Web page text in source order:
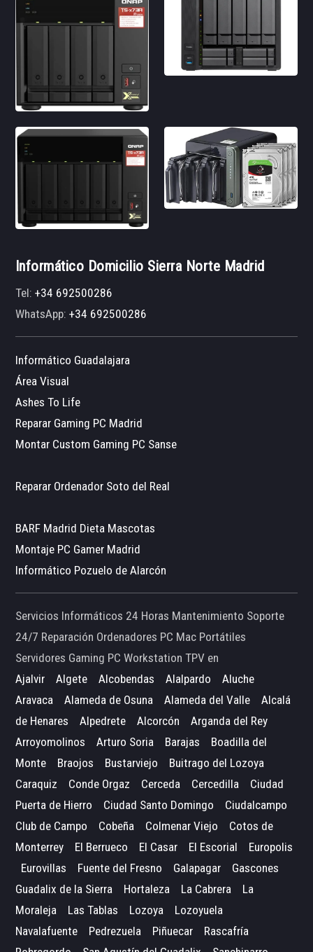
Informático Domicilio Sierra Norte Madrid
Tel:+34 692500286
WhatsApp:+34 692500286
Informático Guadalajara
Área Visual
Ashes To Life
Reparar Gaming PC Madrid
Montar Custom Gaming PC Sanse
Reparar Ordenador Soto del Real
BARF Madrid Dieta Mascotas
Montaje PC Gamer Madrid
Informático Pozuelo de Alarcón
Servicios Informáticos 24 Horas Mantenimiento Soporte
24/7 Reparación Ordenadores PC Mac Portátiles
Servidores Gaming PC Workstation TPV en
Ajalvir
Algete Alcobendas Alalpardo
Aluche
Aravaca
Alameda de Osuna Alameda del Valle
Alcalá
de Henares
Alpedrete Alcorcón
Arganda del Rey
Arroyomolinos
Arturo Soria Barajas
Boadilla del
Monte
Braojos Bustarviejo
Buitrago del Lozoya
Caraquiz
Conde Orgaz Cerceda Cercedilla
Ciudad
Puerta de Hierro
Ciudad Santo Domingo
Ciudalcampo
Club de Campo
Cobeña Colmenar Viejo
Cotos de
Monterrey
El Berrueco El Casar El Escorial
Europolis
Eurovillas
Fuente del Fresno Galapagar
Gascones
Guadalix de la Sierra
Hortaleza La Cabrera
La
Moraleja
Las Tablas Lozoya
Lozoyuela
Navalafuente
Pedrezuela Piñuecar
Rascafría